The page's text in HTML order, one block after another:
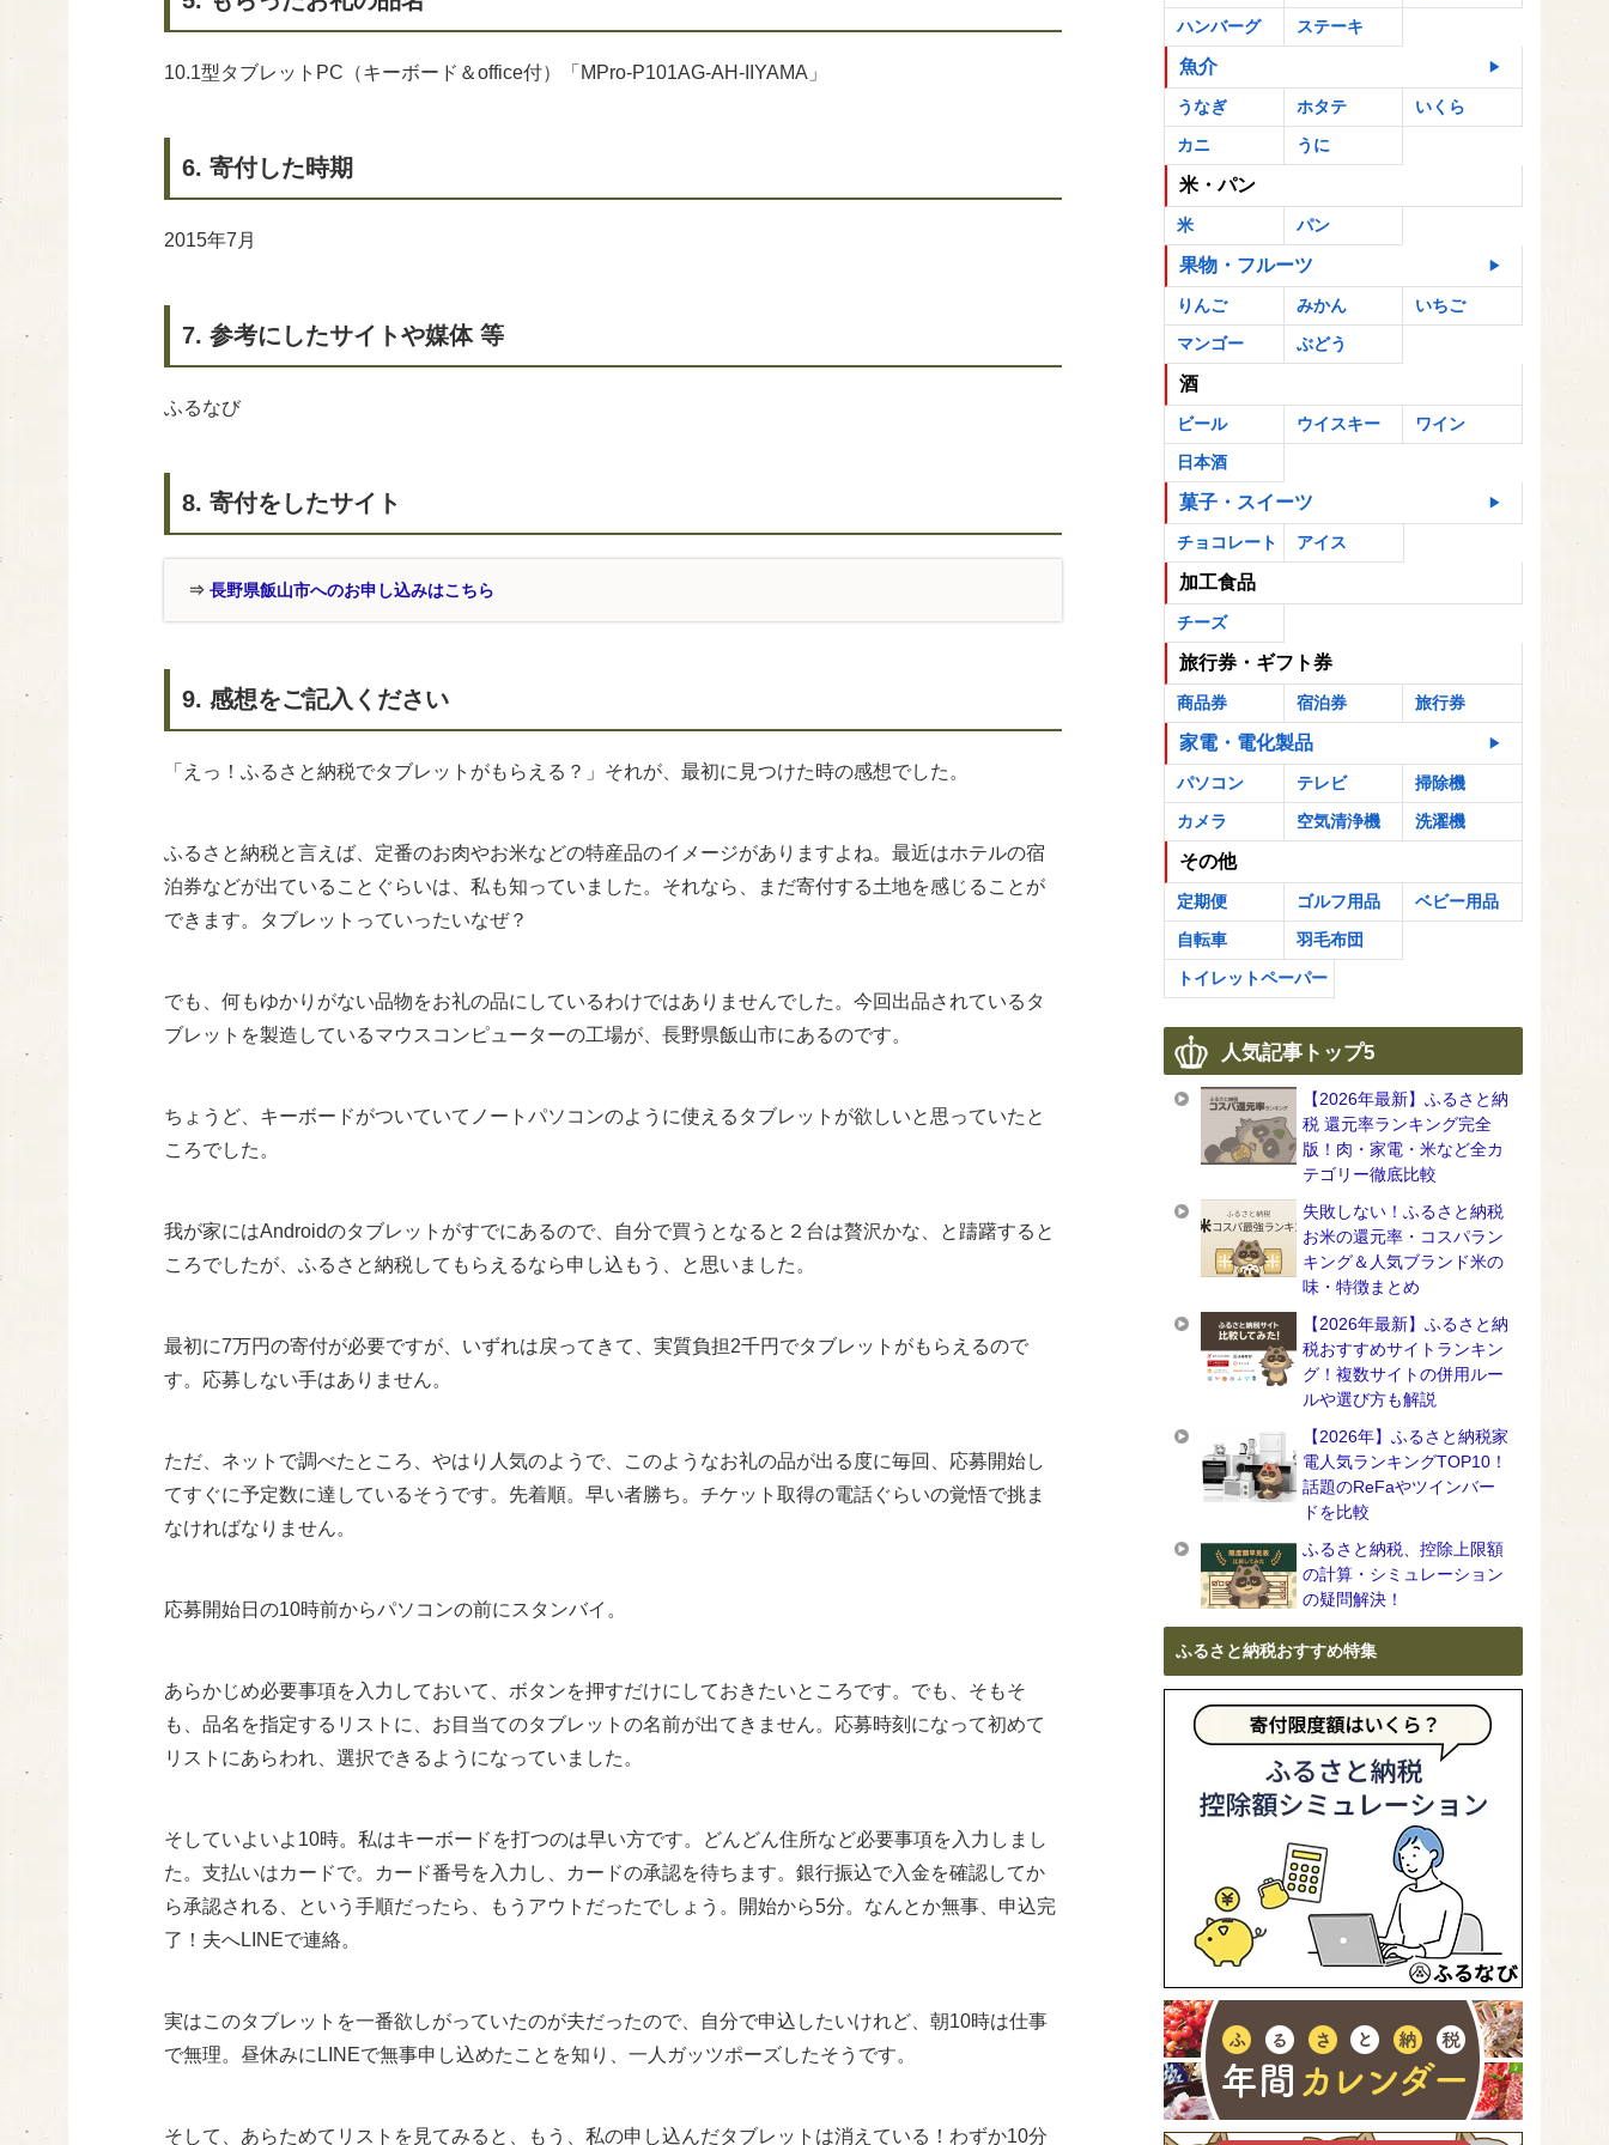
10.1型タブレットPC（キーボード＆office付）「MPro-P101AG-AH-IIYAMA」
6. 寄付した時期
2015年7月
7. 参考にしたサイトや媒体 等
ふるなび
8. 寄付をしたサイト
⇒ 長野県飯山市へのお申し込みはこちら
9. 感想をご記入ください
「えっ！ふるさと納税でタブレットがもらえる？」それが、最初に見つけた時の感想でした。
ふるさと納税と言えば、定番のお肉やお米などの特産品のイメージがありますよね。最近はホテルの宿
泊券などが出ていることぐらいは、私も知っていました。それなら、まだ寄付する土地を感じることが
できます。タブレットっていったいなぜ？
でも、何もゆかりがない品物をお礼の品にしているわけではありませんでした。今回出品されているタ
ブレットを製造しているマウスコンピューターの工場が、長野県飯山市にあるのです。
ちょうど、キーボードがついていてノートパソコンのように使えるタブレットが欲しいと思っていたと
ころでした。
我が家にはAndroidのタブレットがすでにあるので、自分で買うとなると２台は贅沢かな、と躊躇すると
ころでしたが、ふるさと納税してもらえるなら申し込もう、と思いました。
最初に7万円の寄付が必要ですが、いずれは戻ってきて、実質負担2千円でタブレットがもらえるので
す。応募しない手はありません。
ただ、ネットで調べたところ、やはり人気のようで、このようなお礼の品が出る度に毎回、応募開始し
てすぐに予定数に達しているそうです。先着順。早い者勝ち。チケット取得の電話ぐらいの覚悟で挑ま
なければなりません。
応募開始日の10時前からパソコンの前にスタンバイ。
あらかじめ必要事項を入力しておいて、ボタンを押すだけにしておきたいところです。でも、そもそ
も、品名を指定するリストに、お目当てのタブレットの名前が出てきません。応募時刻になって初めて
リストにあらわれ、選択できるようになっていました。
そしていよいよ10時。私はキーボードを打つのは早い方です。どんどん住所など必要事項を入力しまし
た。支払いはカードで。カード番号を入力し、カードの承認を待ちます。銀行振込で入金を確認してか
ら承認される、という手順だったら、もうアウトだったでしょう。開始から5分。なんとか無事、申込完
了！夫へLINEで連絡。
実はこのタブレットを一番欲しがっていたのが夫だったので、自分で申込したいけれど、朝10時は仕事
で無理。昼休みにLINEで無事申し込めたことを知り、一人ガッツポーズしたそうです。
そして、あらためてリストを見てみると、もう、私の申し込んだタブレットは消えている！わずか10分
ハンバーグ
ステーキ
魚介
うなぎ ホタテ
いくら
カニ
うに
米・パン
米 パン
果物・フルーツ
りんご みかん
いちご
マンゴー
ぶどう
酒
ビール ウイスキー
ワイン
日本酒
菓子・スイーツ
チョコレート アイス
加工食品
チーズ
旅行券・ギフト券
商品券 宿泊券 旅行券
家電・電化製品
パソコン テレビ
掃除機
カメラ
空気清浄機 洗濯機
その他
定期便 ゴルフ用品
ベビー用品
自転車
羽毛布団
トイレットペーパー
人気記事トップ5
【2026年最新】ふるさと納
税 還元率ランキング完全
版！肉・家電・米など全カ
テゴリー徹底比較
失敗しない！ふるさと納税
お米の還元率・コスパラン
キング＆人気ブランド米の
味・特徴まとめ
【2026年最新】ふるさと納
税おすすめサイトランキン
グ！複数サイトの併用ルー
ルや選び方も解説
【2026年】ふるさと納税家
電人気ランキングTOP10！
話題のReFaやツインバー
ドを比較
ふるさと納税、控除上限額
の計算・シミュレーション
の疑問解決！
ふるさと納税おすすめ特集